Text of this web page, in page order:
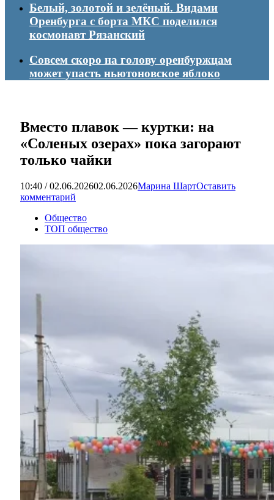
Белый, золотой и зелёный. Видами
Оренбурга с борта МКС поделился
космонавт Рязанский
Совсем скоро на голову оренбуржцам
может упасть ньютоновское яблоко
Вместо плавок — куртки: на
«Соленых озерах» пока загорают
только чайки
10:40 / 02.06.202602.06.2026Марина ШартОставить
комментарий
Общество
ТОП общество